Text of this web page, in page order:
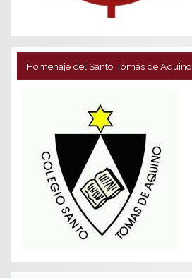
Homenaje del Santo Tomás de Aquino